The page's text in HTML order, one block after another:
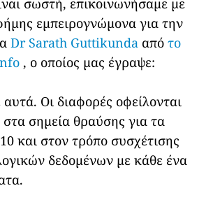
σωστή, επικοινωνήσαμε με
εμπειρογνώμονα για την
Dr Sarath Guttikunda απότο
, ο οποίος μας έγραψε:
αυτά. Οι διαφορές οφείλονται
στα σημεία θραύσης για τα
και στον τρόπο συσχέτισης
δεδομένων με κάθε ένα